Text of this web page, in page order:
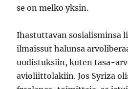
se on melko yksin.
Ihastuttavan sosialisminsa
ilmaissut halunsa
uudistuksiin, kuten tasa-
avioliittolakiin. Jos Syriza